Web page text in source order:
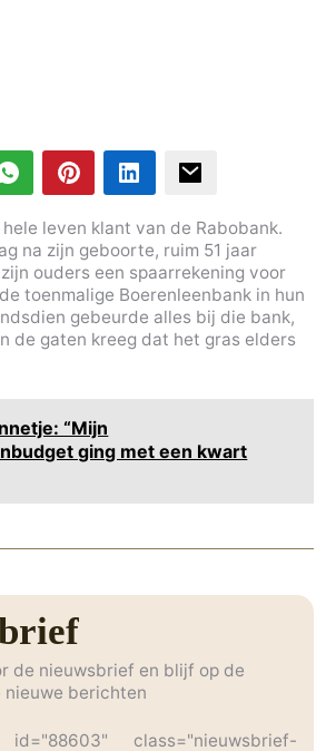
hele leven klant van de Rabobank.
na zijn geboorte, ruim 51 jaar
ouders een spaarrekening voor
toenmalige Boerenleenbank in hun
gebeurde alles bij die bank,
de gaten kreeg dat het gras elders
“Mijn
ging met een kwart
de nieuwsbrief en blijf op de
nieuwe berichten
id="88603" class="nieuwsbrief-